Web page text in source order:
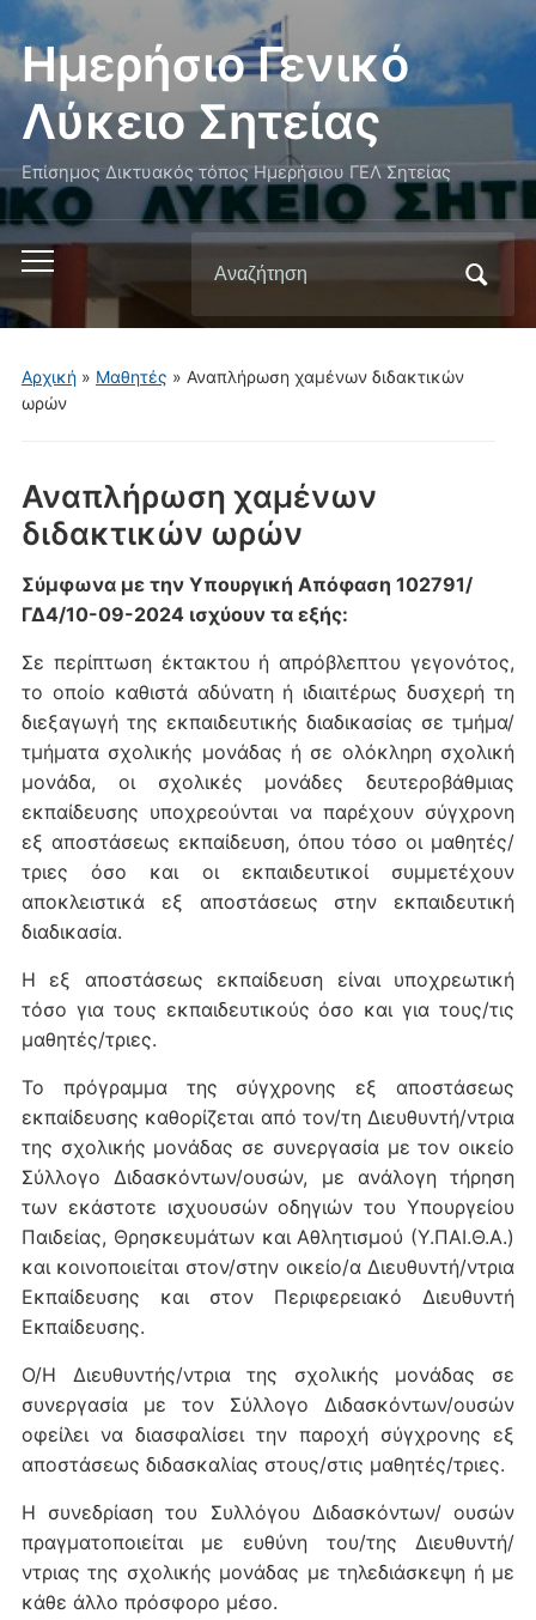
Ημερήσιο Γενικό
Λύκειο Σητείας
Επίσημος Δικτυακός τόπος Ημερήσιου ΓΕΛ Σητείας
Εναλλαγή
του
μενού
για
κινητά
Αναζήτηση
για:
Αρχική» Μαθητές » Αναπλήρωση χαμένων διδακτικών
ωρών
Αναπλήρωση χαμένων
διδακτικών ωρών
Σύμφωνα με την Υπουργική Απόφαση 102791/
ΓΔ4/10-09-2024 ισχύουν τα εξής:
Σε περίπτωση έκτακτου ή απρόβλεπτου γεγονότος,
το οποίο καθιστά αδύνατη ή ιδιαιτέρως δυσχερή τη
διεξαγωγή της εκπαιδευτικής διαδικασίας σε τμήμα/
τμήματα σχολικής μονάδας ή σε ολόκληρη σχολική
μονάδα, οι σχολικές μονάδες δευτεροβάθμιας
εκπαίδευσης υποχρεούνται να παρέχουν σύγχρονη
εξ αποστάσεως εκπαίδευση, όπου τόσο οι μαθητές/
τριες όσο και οι εκπαιδευτικοί συμμετέχουν
αποκλειστικά εξ αποστάσεως στην εκπαιδευτική
διαδικασία.
Η εξ αποστάσεως εκπαίδευση είναι υποχρεωτική
τόσο για τους εκπαιδευτικούς όσο και για τους/τις
μαθητές/τριες.
Το πρόγραμμα της σύγχρονης εξ αποστάσεως
εκπαίδευσης καθορίζεται από τον/τη Διευθυντή/ντρια
της σχολικής μονάδας σε συνεργασία με τον οικείο
Σύλλογο Διδασκόντων/ουσών, με ανάλογη τήρηση
των εκάστοτε ισχυουσών οδηγιών του Υπουργείου
Παιδείας, Θρησκευμάτων και Αθλητισμού (Υ.ΠΑΙ.Θ.Α.)
και κοινοποιείται στον/στην οικείο/α Διευθυντή/ντρια
Εκπαίδευσης και στον Περιφερειακό Διευθυντή
Εκπαίδευσης.
Ο/Η Διευθυντής/ντρια της σχολικής μονάδας σε
συνεργασία με τον Σύλλογο Διδασκόντων/ουσών
οφείλει να διασφαλίσει την παροχή σύγχρονης εξ
αποστάσεως διδασκαλίας στους/στις μαθητές/τριες.
Η συνεδρίαση του Συλλόγου Διδασκόντων/ ουσών
πραγματοποιείται με ευθύνη του/της Διευθυντή/
ντριας της σχολικής μονάδας με τηλεδιάσκεψη ή με
κάθε άλλο πρόσφορο μέσο.